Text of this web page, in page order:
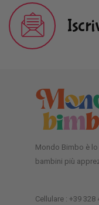
Mondo Bimbo è
bambini più
Cellulare : +39 328